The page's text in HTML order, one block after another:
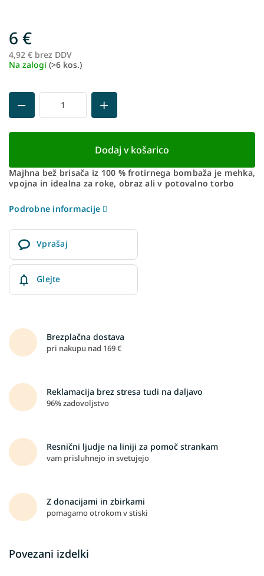
6 €
4,92 € brez DDV
Na zalogi (>6 kos.)
Dodaj v košarico
Majhna bež brisača iz 100 % frotirnega bombaža je mehka,
vpojna in idealna za roke, obraz ali v potovalno torbo
Podrobne informacije
Vprašaj
Glejte
Brezplačna dostava
pri nakupu nad 169 €
Reklamacija brez stresa tudi na daljavo
96% zadovoljstvo
Resnični ljudje na liniji za pomoč strankam
vam prisluhnejo in svetujejo
Z donacijami in zbirkami
pomagamo otrokom v stiski
Povezani izdelki